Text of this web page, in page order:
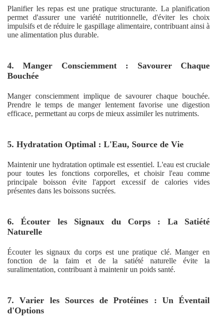
Planifier les repas est une pratique structurante. La planification
permet d'assurer une variété nutritionnelle, d'éviter les choix
impulsifs et de réduire le gaspillage alimentaire, contribuant ainsi à
une alimentation plus durable.
4. Manger Consciemment : Savourer Chaque
Bouchée
Manger consciemment implique de savourer chaque bouchée.
Prendre le temps de manger lentement favorise une digestion
efficace, permettant au corps de mieux assimiler les nutriments.
5. Hydratation Optimal : L'Eau, Source de Vie
Maintenir une hydratation optimale est essentiel. L'eau est cruciale
pour toutes les fonctions corporelles, et choisir l'eau comme
principale boisson évite l'apport excessif de calories vides
présentes dans les boissons sucrées.
6. Écouter les Signaux du Corps : La Satiété
Naturelle
Écouter les signaux du corps est une pratique clé. Manger en
fonction de la faim et de la satiété naturelle évite la
suralimentation, contribuant à maintenir un poids santé.
7. Varier les Sources de Protéines : Un Éventail
d'Options